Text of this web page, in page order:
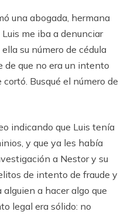
una abogada, hermana
me iba a denunciar
su número de cédula
de que no era un intento
Busqué el número de
indicando que Luis tenía
y que ya les había
a Nestor y su
de intento de fraude y
a hacer algo que
legal era sólido: no